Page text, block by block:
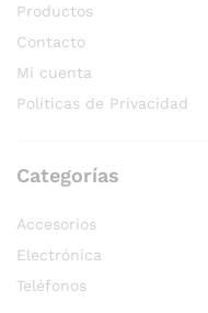
Productos
Contacto
Mi cuenta
Políticas de Privacidad
Categorías
Accesorios
Electrónica
Teléfonos